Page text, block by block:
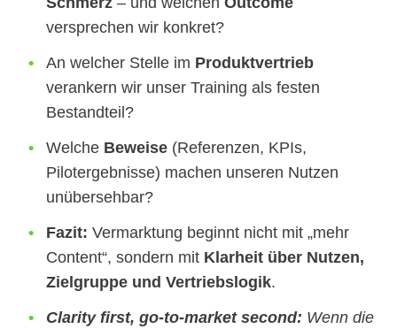
versprechen wir konkret?
An welcher Stelle im Produktvertrieb
verankern wir unser Training als festen
Bestandteil?
Welche Beweise (Referenzen, KPIs,
Pilotergebnisse) machen unseren Nutzen
unübersehbar?
Fazit: Vermarktung beginnt nicht mit „mehr
Content“, sondern mit Klarheit über Nutzen,
Zielgruppe und Vertriebslogik.
Clarity first, go-to-market second: Wenn die